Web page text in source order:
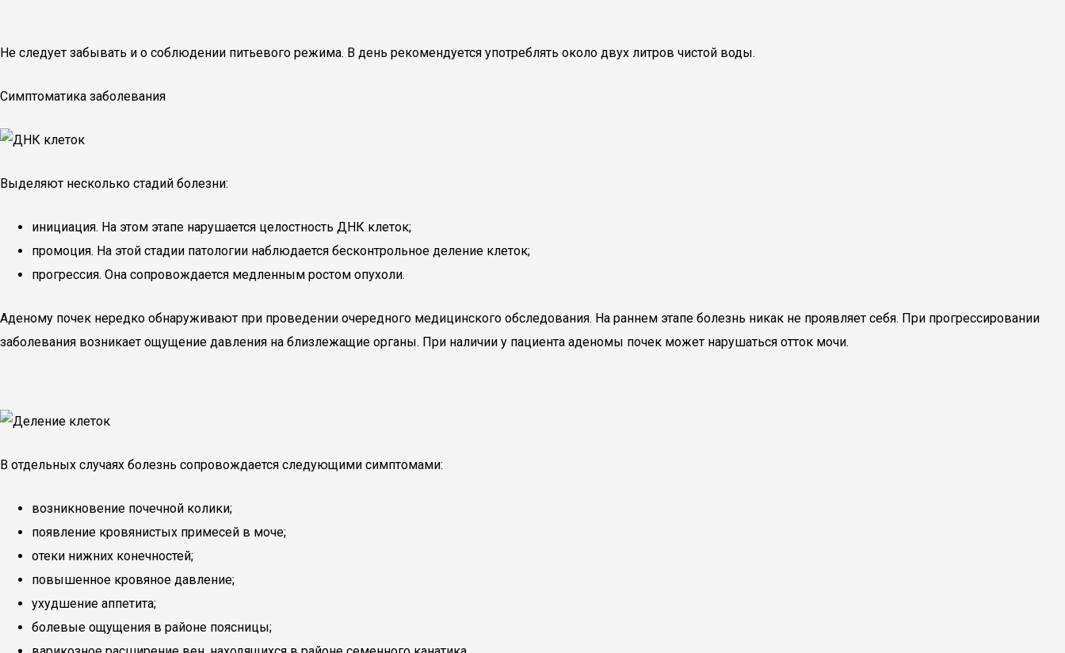
Не следует забывать и о соблюдении питьевого режима. В день рекомендуется употреблять около двух литров чистой воды.
Симптоматика заболевания
Выделяют несколько стадий болезни:
инициация. На этом этапе нарушается целостность ДНК клеток;
промоция. На этой стадии патологии наблюдается бесконтрольное деление клеток;
прогрессия. Она сопровождается медленным ростом опухоли.
Аденому почек нередко обнаруживают при проведении очередного медицинского обследования. На раннем этапе болезнь никак не проявляет себя. При прогрессировании
заболевания возникает ощущение давления на близлежащие органы. При наличии у пациента аденомы почек может нарушаться отток мочи.
В отдельных случаях болезнь сопровождается следующими симптомами:
возникновение почечной колики;
появление кровянистых примесей в моче;
отеки нижних конечностей;
повышенное кровяное давление;
ухудшение аппетита;
болевые ощущения в районе поясницы;